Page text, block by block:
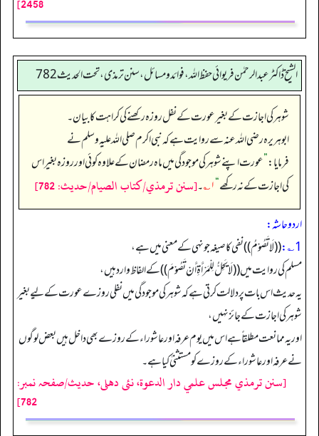
الشیخ ڈاکٹر عبد الرحمٰن فریوائی حفظ اللہ، فوائد و مسائل، سنن ترمذی، تحت الحديث 782
شوہر کی اجازت کے بغیر عورت کے نفل روزہ رکھنے کی کراہت کا بیان۔
ابوہریرہ رضی الله عنہ سے روایت ہے کہ نبی اکرم صلی اللہ علیہ وسلم نے
فرمایا:”عورت اپنے شوہر کی موجودگی میں ماہ رمضان کے علاوہ کوئی اور روزہ بغیر اس
کی اجازت کے نہ رکھے“۱؎ ۔[سنن ترمذي/كتاب الصيام/حدیث: 782]
اردو حاشہ:
1؎:
((لَا تَصُوْمُ)) نفی کا صیغہ جو نہی کے معنی میں ہے،
مسلم کی روایت میں ((لَا يَحِلُّ لِلْمَرْأَةِ أَنْ تَصُوْمَ)) کے الفاظ وارد ہیں،
یہ حدیث اس بات پر دلالت کرتی ہے کہ شوہر کی موجودگی میں نفلی روزے عورت کے لیے بغیر
شوہر کی اجازت کے جائز نہیں،
اور یہ ممانعت مطلقاً ہے اس میں یوم عرفہ اور عاشوراء کے روزے بھی داخل ہیں بعض لوگوں
نے عرفہ اور عاشوراء کے روزے کو مستثنیٰ کیا ہے۔
[سنن ترمذي مجلس علمي دار الدعوة، نئى دهلى، حدیث/صفحہ نمبر:
782]